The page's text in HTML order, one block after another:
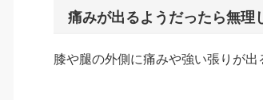
痛みが出るようだったら無理
膝や腿の外側に痛みや強い張りが出